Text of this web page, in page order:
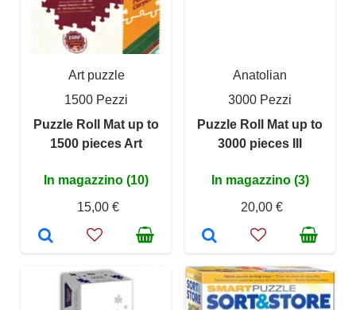
Art puzzle
1500 Pezzi
Puzzle Roll Mat up to
1500 pieces Art
In magazzino (10)
15,00 €
Anatolian
3000 Pezzi
Puzzle Roll Mat up to
3000 pieces III
In magazzino (3)
20,00 €